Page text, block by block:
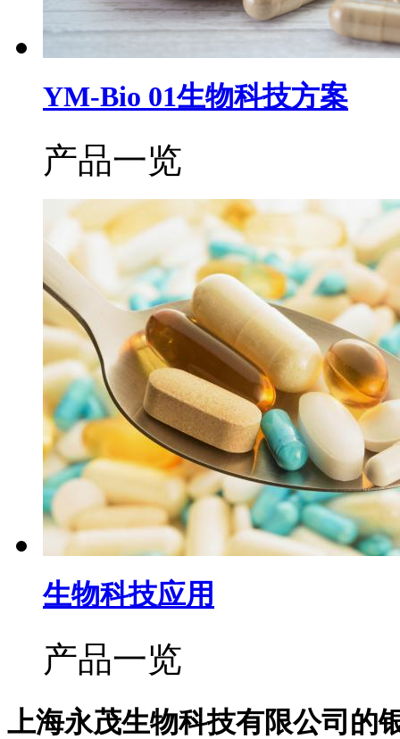
YM-Bio 01生物科技方案
产品一览
生物科技应用
产品一览
上海永茂生物科技有限公司的